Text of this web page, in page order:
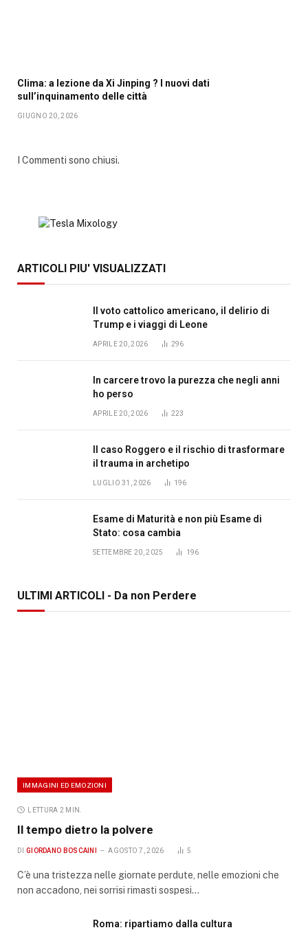
Clima: a lezione da Xi Jinping ? I nuovi dati
sull’inquinamento delle città
GIUGNO 20, 2026
I Commenti sono chiusi.
ARTICOLI PIU' VISUALIZZATI
Il voto cattolico americano, il delirio di
Trump e i viaggi di Leone
APRILE 20, 2026 296
In carcere trovo la purezza che negli anni
ho perso
APRILE 20, 2026 223
Il caso Roggero e il rischio di trasformare
il trauma in archetipo
LUGLIO 31, 2026 196
Esame di Maturità e non più Esame di
Stato: cosa cambia
SETTEMBRE 20, 2025 196
ULTIMI ARTICOLI - Da non Perdere
IMMAGINI ED EMOZIONI
LETTURA 2 MIN.
Il tempo dietro la polvere
DI GIORDANO BOSCAINI AGOSTO 7, 2026 5
C’è una tristezza nelle giornate perdute, nelle emozioni che
non accadono, nei sorrisi rimasti sospesi…
Roma: ripartiamo dalla cultura